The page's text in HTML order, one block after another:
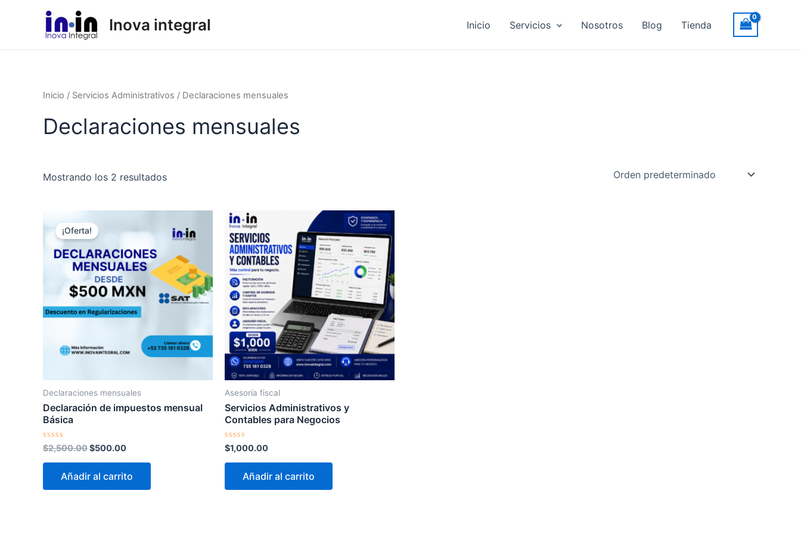
Inova integral Inicio Servicios Nosotros Blog Tienda
Inicio / Servicios Administrativos / Declaraciones mensuales
Declaraciones mensuales
Mostrando los 2 resultados
¡Oferta!
Declaraciones mensuales
Declaración de impuestos mensual
Básica
Valorado
con
0
$2,500.00
precio
original
era:
$2,500.00.
$500.00
actual
es:
$500.00.
Añadir al carrito
Asesoría fiscal
Servicios Administrativos y
Contables para Negocios
Valorado
con
0
$1,000.00
Añadir al carrito